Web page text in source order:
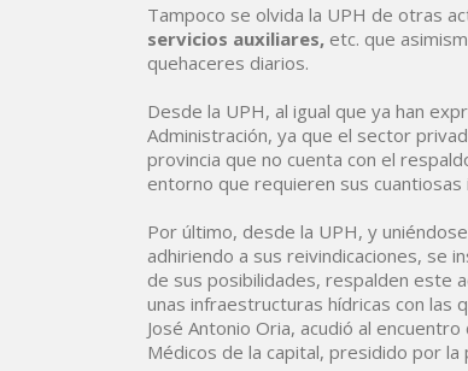
Tampoco se olvida la UPH de otras
servicios auxiliares, etc. que
quehaceres diarios.
Desde la UPH, al igual que ya han
Administración, ya que el sector
provincia que no cuenta con el
entorno que requieren sus cuantiosas
Por último, desde la UPH, y
adhiriendo a sus reivindicaciones, se
de sus posibilidades, respalden este
unas infraestructuras hídricas con las
José Antonio Oria, acudió al
Médicos de la capital, presidido por